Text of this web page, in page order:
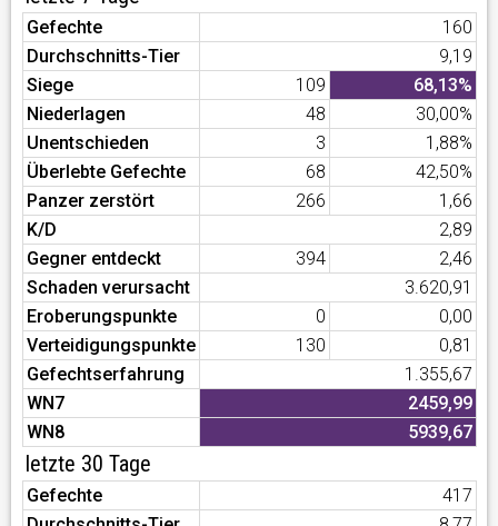
Gefechte
160
Durchschnitts-Tier
9,19
Siege
109
68,13%
Niederlagen
48
30,00%
Unentschieden
3
1,88%
Überlebte Gefechte
68
42,50%
Panzer zerstört
266
1,66
K/D
2,89
Gegner entdeckt
394
2,46
Schaden verursacht
3.620,91
Eroberungspunkte
0
0,00
Verteidigungspunkte
130
0,81
Gefechtserfahrung
1.355,67
WN7
2459,99
WN8
5939,67
letzte 30 Tage
Gefechte
417